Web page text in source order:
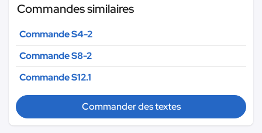
Commandes similaires
Commande S4-2
Commande S8-2
Commande S12.1
Commander des textes